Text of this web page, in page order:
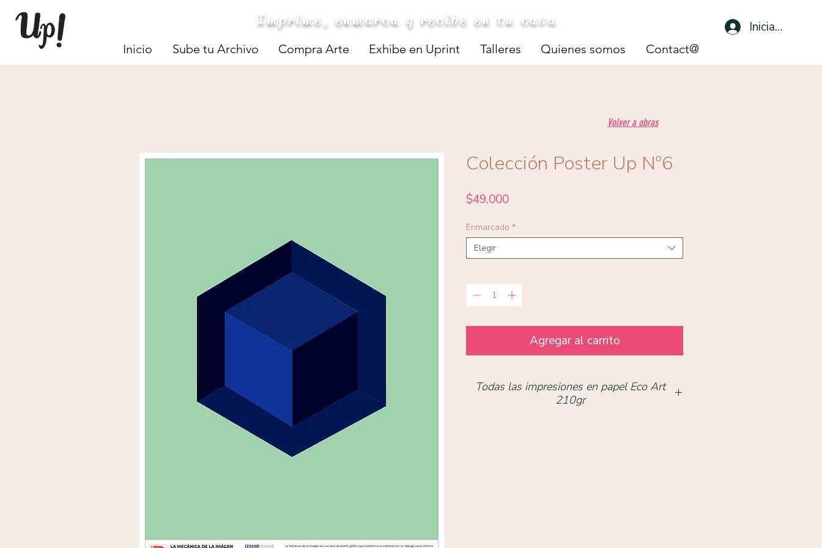
Iniciar sesión
Imprime, enmarca y recibe en tu casa
Inicio Sube tu Archivo Compra Arte Exhibe en Uprint Talleres Quienes somos Contact@
Colección Poster Up Nº6
$49.000Precio
Enmarcado *
Elegir
Agregar al carrito
Todas las impresiones en papel Eco Art
210gr
Volver a obras